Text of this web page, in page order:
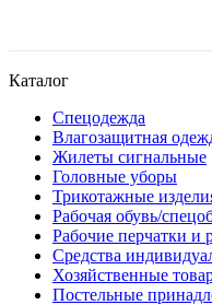
Каталог
Спецодежда
Влагозащитная
Жилеты сигнальные
Головные уборы
Трикотажные
Рабочая обувь/
Рабочие перчатки и
Средства
Хозяйственные
Постельные